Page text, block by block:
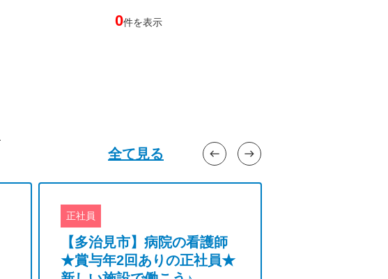
0件を表示
全て見る
正社員
【多治見市】病院の看護師
★賞与年2回ありの正社員★
east
west